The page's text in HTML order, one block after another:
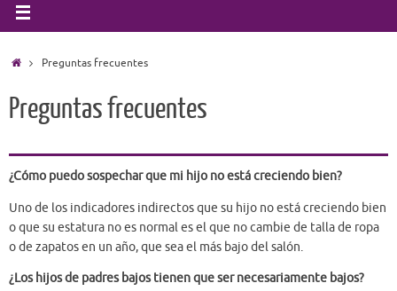
InicioPreguntas frecuentes
Preguntas frecuentes
¿Cómo puedo sospechar que mi hijo no está creciendo bien?
Uno de los indicadores indirectos que su hijo no está creciendo bien
o que su estatura no es normal es el que no cambie de talla de ropa
o de zapatos en un año, que sea el más bajo del salón.
¿Los hijos de padres bajos tienen que ser necesariamente bajos?